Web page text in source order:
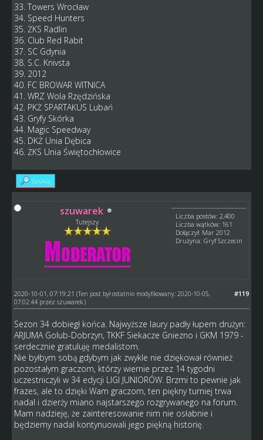
33. Towers Wrocław
34. Speed Hunters
35. ŻKS Radlin
36. Club Red Rabit
37. SC Gdynia
38. S.C. Knivsta
39. 2012
40. FC BROWAR WITNICA
41. WRZ Wola Rzędzińska
42. PKŻ SPARTAKUS Lubań
43. Gryfy Skórka
44. Magic Speedway
45. DKŻ Unia Dębica
46. ŻKS Unia Świętochłowice
Szukaj
szuwarek
Tutejszy
Liczba postów: 2,400
Liczba wątków: 161
Dołączył: Mar 2012
Drużyna: Gryf Szczecin
#119
2020-10-01, 07:19:21 (Ten post był ostatnio modyfikowany: 2020-10-05,
07:02:44 przez szuwarek.)
Sezon 34 dobiegł końca. Najwyższe laury padły łupem drużyn:
ARJUMA Golub-Dobrzyn, TKKF Siekacze Gniezno i GKM 1979 -
serdecznie gratuluję medalistom.
Nie byłbym sobą gdybym jak zwykle nie dziękował również
pozostałym graczom, którzy wiernie przez 14 tygodni
uczestniczyli w 34 edycji LIGI JUNIORÓW. Brzmi to pewnie jak
frazes, ale to dzięki Wam graczom, ten piękny turniej trwa
nadal i dzierży miano najstarszego rozgrywanego na forum.
Mam nadzieję, że zainteresowanie nim nie osłabnie i
będziemy nadal kontynuowali jego piękną historię.